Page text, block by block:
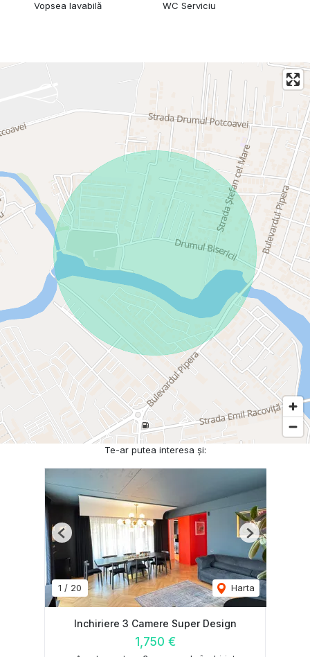
Vopsea lavabilă WC Serviciu
Te-ar putea interesa și:
1 / 20 Harta
Previous Next
Inchiriere 3 Camere Super Design
1,750 €